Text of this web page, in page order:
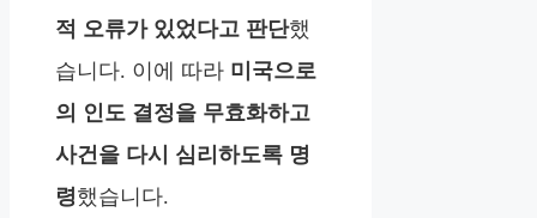
적 오류가 있었다고 판단했
습니다. 이에 따라 미국으로
의 인도 결정을 무효화하고
사건을 다시 심리하도록 명
령했습니다.